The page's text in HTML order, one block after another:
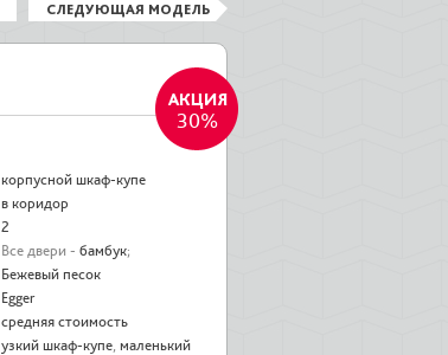
СЛЕДУЮЩАЯ МОДЕЛЬ
корпусной шкаф-купе
в коридор
2
Все двери - бамбук;
Бежевый песок
Egger
средняя стоимость
узкий шкаф-купе, маленький
30%